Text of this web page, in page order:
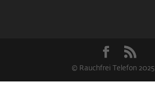
© Rauchfrei Telefon 2025